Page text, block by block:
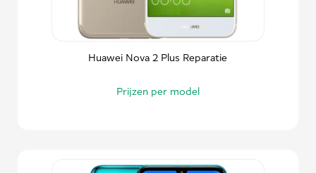
Huawei Nova 2 Plus Reparatie
Prijzen per model